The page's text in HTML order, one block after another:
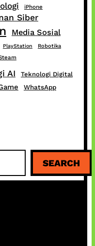
iPhone
Siber
Media Sosial
PlayStation Robotika
AI Teknologi Digital
WhatsApp
SEARCH